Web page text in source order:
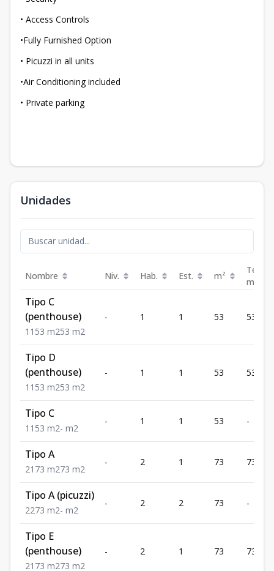
• Access Controls
•Fully Furnished Option
• Picuzzi in all units
•Air Conditioning included
• Private parking
Unidades
Nombre Niv. Hab. Est. m²
m²
Tipo C
(penthouse)
1 1 53 m253 m2
- 1 1 53 53
Tipo D
(penthouse)
1 1 53 m253 m2
- 1 1 53 53
Tipo C
1 1 53 m2- m2
- 1 1 53 -
Tipo A
21 73 m273 m2
- 2 1 73 73
Tipo A (picuzzi)
2273 m2- m2
- 2 2 73 -
Tipo E
(penthouse)
21 73 m273 m2
- 2 1 73 73